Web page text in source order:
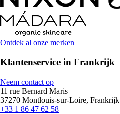
Ontdek al onze merken
Klantenservice in Frankrijk
Neem contact op
11 rue Bernard Maris
37270 Montlouis-sur-Loire, Frankrijk
+33 1 86 47 62 58